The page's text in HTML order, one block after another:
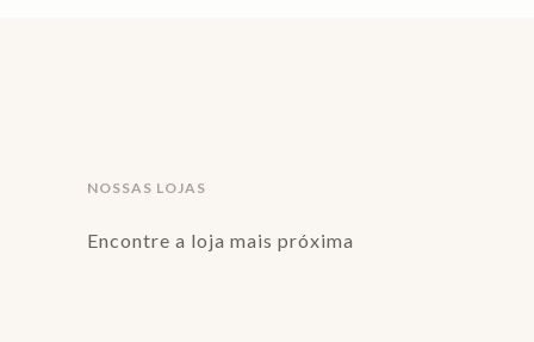
NOSSAS LOJAS
Encontre a loja mais próxima